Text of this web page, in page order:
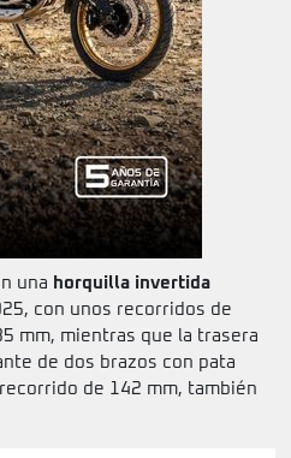
una horquilla invertida
con unos recorridos de
mm, mientras que la trasera
de dos brazos con pata
de 142 mm, también